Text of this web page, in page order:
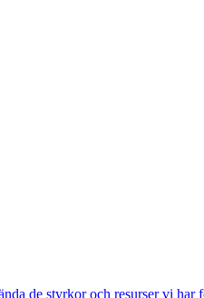
de styrkor och resurser vi har